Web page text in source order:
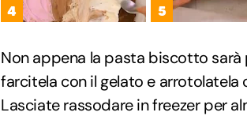
4 5
Non appena la pasta biscotto
farcitela con il gelato e arrotolatela
Lasciate rassodare in freezer per